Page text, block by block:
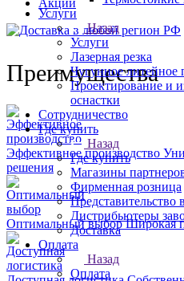
Услуги
Назад
Услуги
Лазерная резка
Чугунное литейное
Проектирование и
оснастки
Сотрудничество
Где купить
Назад
Где купить
Магазины
Фирменная розница
Представительство
Дистрибьютеры
Доставка
Оплата
Назад
Оплата
Преимущества
Эффективное производство
решения
Оптимальный выбор Широкая